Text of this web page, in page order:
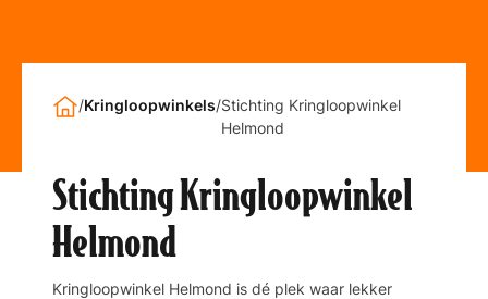
/Kringloopwinkels/Stichting Kringloopwinkel
Helmond
Stichting Kringloopwinkel
Helmond
Kringloopwinkel Helmond is dé plek waar lekker